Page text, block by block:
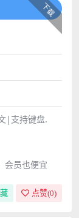
下载
|支持键盘.
会员也便宜
点赞(0)